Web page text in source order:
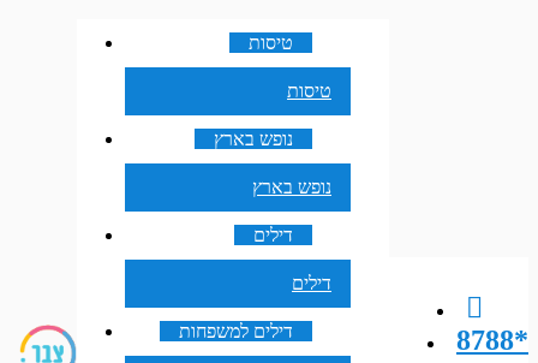
8788*
טיסות
טיסות
נופש בארץ
נופש בארץ
דילים
דילים
דילים למשפחות